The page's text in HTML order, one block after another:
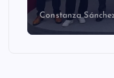
Constanza